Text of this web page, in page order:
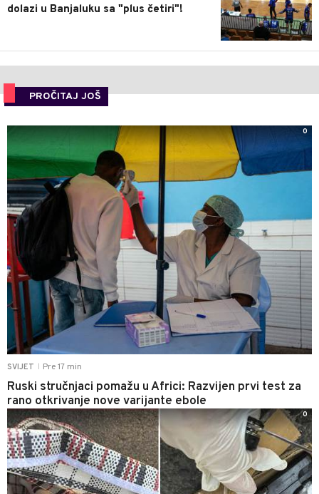
dolazi u Banjaluku sa "plus četiri"!
PROČITAJ JOŠ
SVIJET Pre 17 min
Ruski stručnjaci pomažu u Africi: Razvijen prvi test za
rano otkrivanje nove varijante ebole
0
0